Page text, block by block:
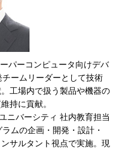
パーコンピュータ向けデバ
ームリーダーとして技術
工場内で扱う製品や機器の
持に貢献。
ニバーシティ 社内教育担当
ムの企画・開発・設計・
サルタント視点で実施。現